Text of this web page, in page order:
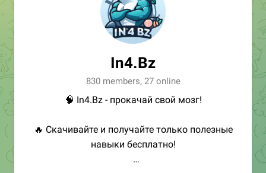
In4.Bz
830 members, 27 online
🧠 In4.Bz - прокачай свой мозг!
🔥 Скачивайте и получайте только полезные
навыки бесплатно!